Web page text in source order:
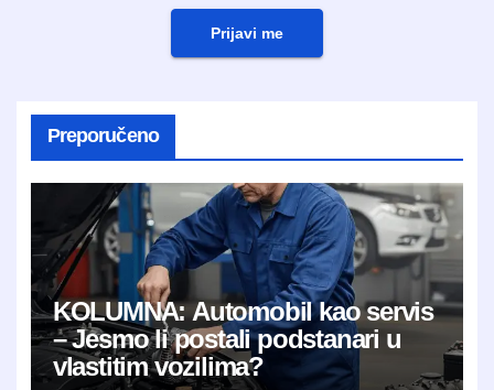
Prijavi me
Preporučeno
KOLUMNA: Automobil kao servis
– Jesmo li postali podstanari u
vlastitim vozilima?